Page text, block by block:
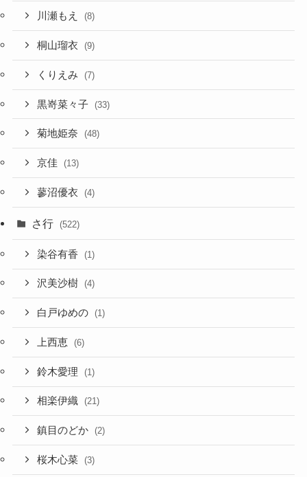
川瀬もえ (8)
桐山瑠衣 (9)
くりえみ (7)
黒嵜菜々子 (33)
菊地姫奈 (48)
京佳 (13)
蓼沼優衣 (4)
さ行 (522)
染谷有香 (1)
沢美沙樹 (4)
白戸ゆめの (1)
上西恵 (6)
鈴木愛理 (1)
相楽伊織 (21)
鎮目のどか (2)
桜木心菜 (3)